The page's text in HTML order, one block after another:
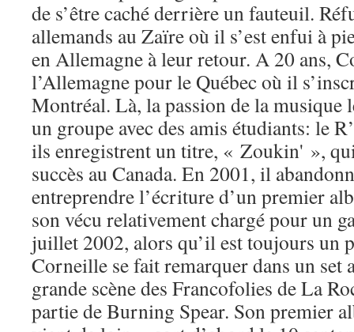
de s’être caché derrière un fauteuil.
allemands au Zaïre où il s’est enfui à
en Allemagne à leur retour. A 20 ans,
l’Allemagne pour le Québec où il
Montréal. Là, la passion de la musique
un groupe avec des amis étudiants: le
ils enregistrent un titre, « Zoukin' »,
succès au Canada. En 2001, il
entreprendre l’écriture d’un premier
son vécu relativement chargé pour un
juillet 2002, alors qu’il est toujours un
Corneille se fait remarquer dans un set
grande scène des Francofolies de La
partie de Burning Spear. Son premier